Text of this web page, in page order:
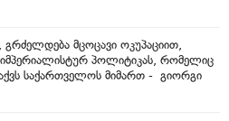
მცოცავი ოკუპაციით,
იმპერიალისტურ პოლიტიკას, რომელიც
აქვს საქართველოს მიმართ - გიორგი